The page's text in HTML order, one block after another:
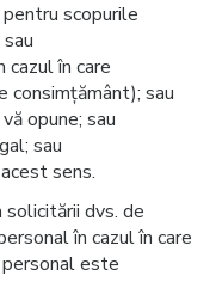
scopurile
în care
consimțământ); sau
opune; sau
sau
sens.
solicitării dvs. de
în cazul în care
este